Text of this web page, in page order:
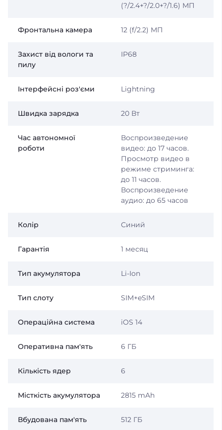
(?/2.4+?/2.0+?/1.6) МП
Фронтальна камера 12 (f/2.2) МП
Захист від вологи та
пилу
IP68
Інтерфейсні роз'єми Lightning
Швидка зарядка 20 Вт
Час автономної
роботи
Воспроизведение
видео: до 17 часов.
Просмотр видео в
режиме стриминга:
до 11 часов.
Воспроизведение
аудио: до 65 часов
Колір Синий
Гарантія 1 месяц
Тип акумулятора Li-Ion
Тип слоту SIM+eSIM
Операційна система iOS 14
Оперативна пам'ять 6 ГБ
Кількість ядер 6
Місткість акумулятора 2815 mAh
Вбудована пам'ять 512 ГБ